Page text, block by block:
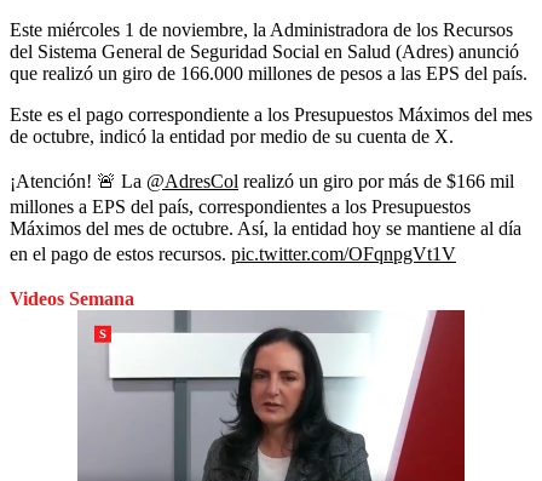
Este miércoles 1 de noviembre, la Administradora de los Recursos
del Sistema General de Seguridad Social en Salud (Adres) anunció
que realizó un giro de 166.000 millones de pesos a las EPS del país.
Este es el pago correspondiente a los Presupuestos Máximos del mes
de octubre, indicó la entidad por medio de su cuenta de X.
¡Atención! 🚨 La @AdresCol realizó un giro por más de $166 mil
millones a EPS del país, correspondientes a los Presupuestos
Máximos del mes de octubre. Así, la entidad hoy se mantiene al día
en el pago de estos recursos. pic.twitter.com/OFqnpgVt1V
Videos Semana